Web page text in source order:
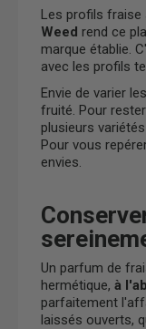
Les profils fraise
Weed rend ce
marque établie.
avec les profils
Envie de varier
fruité. Pour
plusieurs
Pour vous
envies.
Un parfum de
hermétique,à
parfaitement
laissés ouverts,